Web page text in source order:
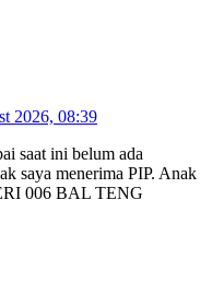
2026, 08:39
saat ini belum ada
saya menerima PIP. Anak
006 BAL TENG